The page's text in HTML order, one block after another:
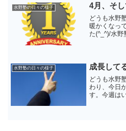
学期にいい
水野塾の日々の様子 4月、そ
どうも水野
暖かくなっ
た(^_^)/水野
初めての...
水野塾の日々の様子 成長して
どうも水野
わり、今日
す。今週は